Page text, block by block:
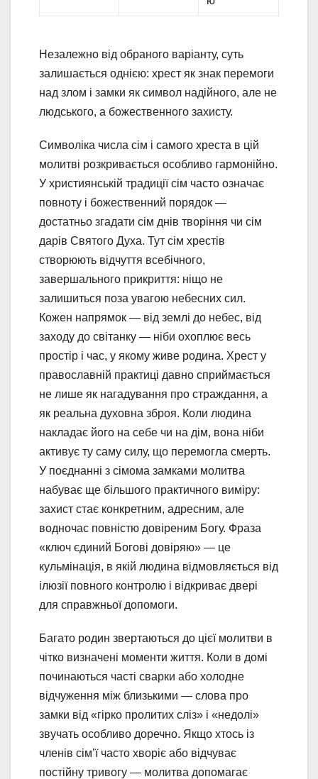
Незалежно від обраного варіанту, суть
залишається однією: хрест як знак перемоги
над злом і замки як символ надійного, але не
людського, а божественного захисту.
Символіка числа сім і самого хреста в цій
молитві розкривається особливо гармонійно.
У християнській традиції сім часто означає
повноту і божественний порядок —
достатньо згадати сім днів творіння чи сім
дарів Святого Духа. Тут сім хрестів
створюють відчуття всебічного,
завершального прикриття: ніщо не
залишиться поза увагою небесних сил.
Кожен напрямок — від землі до небес, від
заходу до світанку — ніби охоплює весь
простір і час, у якому живе родина. Хрест у
православній практиці давно сприймається
не лише як нагадування про страждання, а
як реальна духовна зброя. Коли людина
накладає його на себе чи на дім, вона ніби
активує ту саму силу, що перемогла смерть.
У поєднанні з сімома замками молитва
набуває ще більшого практичного виміру:
захист стає конкретним, адресним, але
водночас повністю довіреним Богу. Фраза
«ключ єдиний Богові довіряю» — це
кульмінація, в якій людина відмовляється від
ілюзії повного контролю і відкриває двері
для справжньої допомоги.
Багато родин звертаються до цієї молитви в
чітко визначені моменти життя. Коли в домі
починаються часті сварки або холодне
відчуження між близькими — слова про
замки від «гірко пролитих сліз» і «недолі»
звучать особливо доречно. Якщо хтось із
членів сім’ї часто хворіє або відчуває
постійну тривогу — молитва допомагає